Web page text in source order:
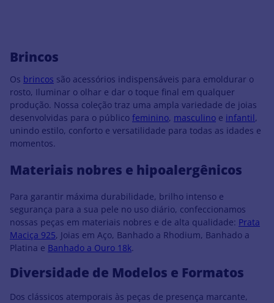
Brincos
Os brincos são acessórios indispensáveis para emoldurar o
rosto, Iluminar o olhar e dar o toque final em qualquer
produção. Nossa coleção traz uma ampla variedade de joias
desenvolvidas para o público feminino, masculino e infantil,
unindo estilo, conforto e versatilidade para todas as idades e
momentos.
Materiais nobres e hipoalergênicos
Para garantir máxima durabilidade, brilho intenso e
segurança para a sua pele no uso diário, confeccionamos
nossas peças em materiais nobres e de alta qualidade: Prata
Maciça 925, Joias em Aço, Banhado a Rhodium, Banhado a
Platina e Banhado a Ouro 18k.
Diversidade de Modelos e Formatos
Dos clássicos atemporais às peças de presença marcante,